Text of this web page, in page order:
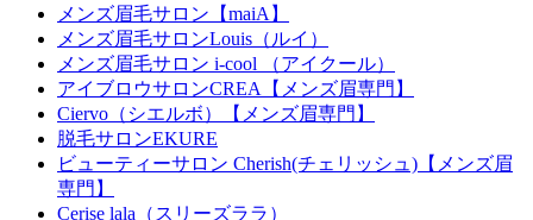
メンズ眉毛サロン【maiA】
メンズ眉毛サロンLouis（ルイ）
メンズ眉毛サロン i-cool （アイクール）
アイブロウサロンCREA【メンズ眉専門】
Ciervo（シエルボ）【メンズ眉専門】
脱毛サロンEKURE
ビューティーサロン Cherish(チェリッシュ)【メンズ眉
専門】
Cerise lala（スリーズララ）